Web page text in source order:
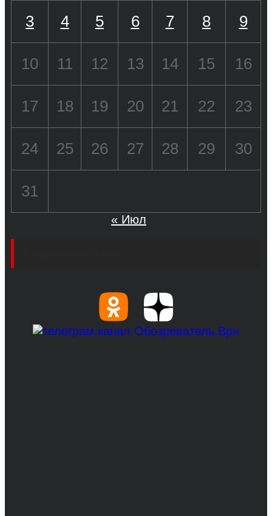
3 4 5 6 7 8 9
10 11 12 13 14 15 16
17 18 19 20 21 22 23
24 25 26 27 28 29 30
31
« Июл